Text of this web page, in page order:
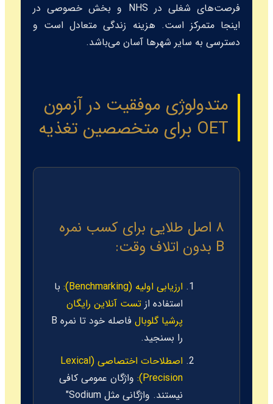
فرصت‌های شغلی در NHS و بخش خصوصی در
اینجا متمرکز است. هزینه زندگی متعادل است و
دسترسی به سایر شهرها آسان می‌باشد.
متدولوژی موفقیت در آزمون
OET برای متخصصین تغذیه
۸ اصل طلایی برای کسب نمره
B بدون اتلاف وقت:
ارزیابی اولیه (Benchmarking):
با
استفاده از تست آنلاین رایگان
پرشیا گلوبال
فاصله خود تا نمره B
را بسنجید.
اصطلاحات اختصاصی (Lexical
Precision): واژگان عمومی کافی
نیستند. واژگانی مثل "Sodium